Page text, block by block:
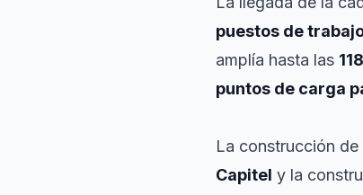
puestos de
amplía hasta las
puntos de carga
La construcción
Capitel y la